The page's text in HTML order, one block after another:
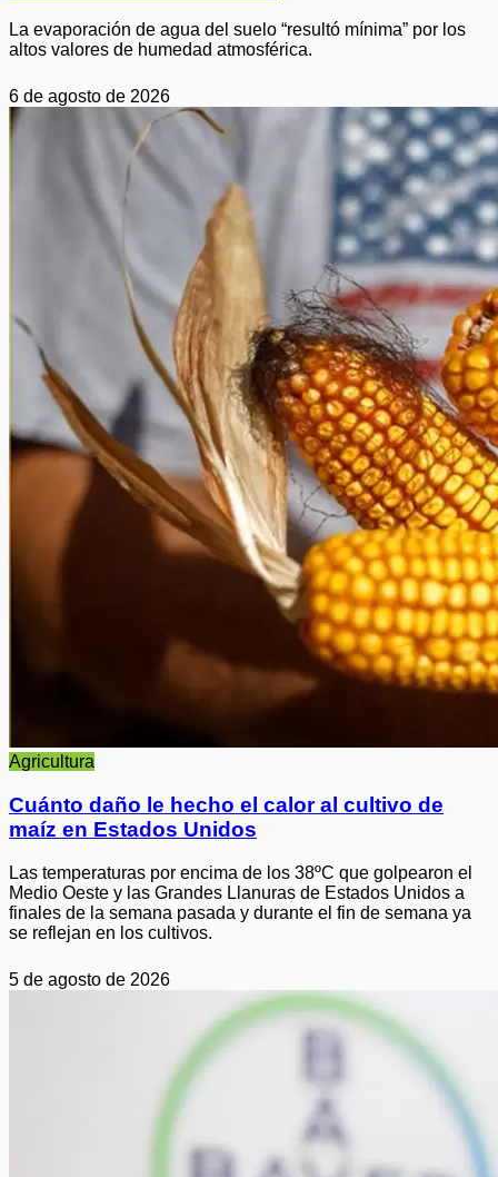
La evaporación de agua del suelo “resultó mínima” por los
altos valores de humedad atmosférica.
6 de agosto de 2026
Agricultura
Cuánto daño le hecho el calor al cultivo de
maíz en Estados Unidos
Las temperaturas por encima de los 38ºC que golpearon el
Medio Oeste y las Grandes Llanuras de Estados Unidos a
finales de la semana pasada y durante el fin de semana ya
se reflejan en los cultivos.
5 de agosto de 2026